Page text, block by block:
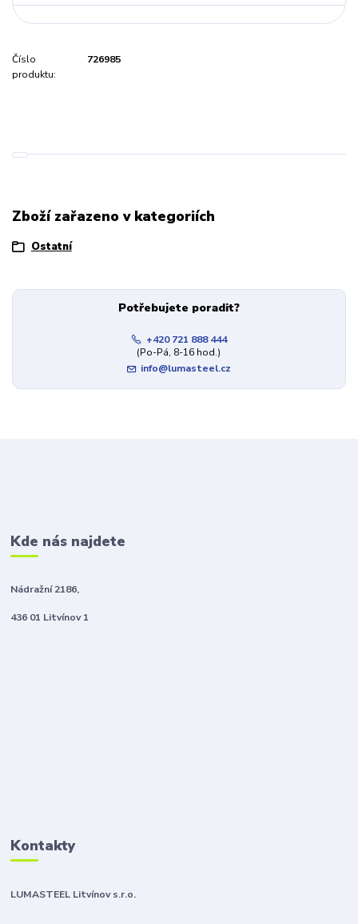
Číslo
produktu:
726985
Zboží zařazeno v kategoriích
Ostatní
Potřebujete poradit?
+420 721 888 444
(Po-Pá, 8-16 hod.)
info@lumasteel.cz
Kde nás najdete
Nádražní 2186,
436 01 Litvínov 1
Kontakty
LUMASTEEL Litvínov s.r.o.